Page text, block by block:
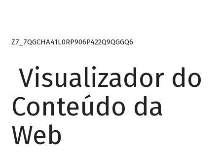
Z7_7QGCHA41L0RP906P422Q9QGGQ6
Visualizador do
Conteúdo da
Web